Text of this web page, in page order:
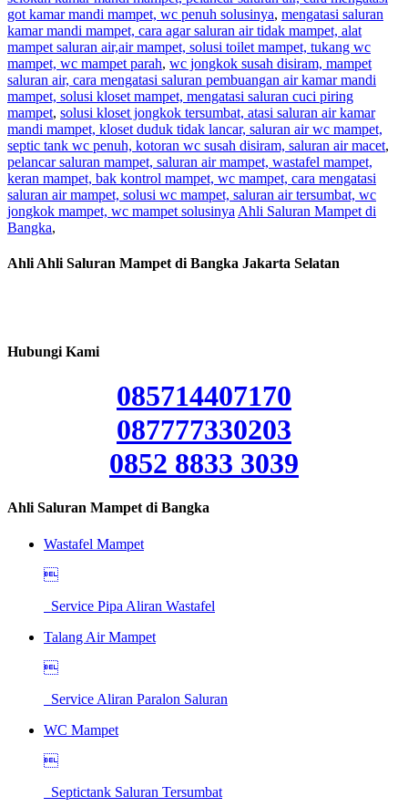
got kamar mandi mampet, wc penuh solusinya, mengatasi saluran
kamar mandi mampet, cara agar saluran air tidak mampet, alat
mampet saluran air,air mampet, solusi toilet mampet, tukang wc
mampet, wc mampet parah, wc jongkok susah disiram, mampet
saluran air, cara mengatasi saluran pembuangan air kamar mandi
mampet, solusi kloset mampet, mengatasi saluran cuci piring
mampet, solusi kloset jongkok tersumbat, atasi saluran air kamar
mandi mampet, kloset duduk tidak lancar, saluran air wc mampet,
septic tank wc penuh, kotoran wc susah disiram, saluran air macet,
pelancar saluran mampet, saluran air mampet, wastafel mampet,
keran mampet, bak kontrol mampet, wc mampet, cara mengatasi
saluran air mampet, solusi wc mampet, saluran air tersumbat, wc
jongkok mampet, wc mampet solusinya Ahli Saluran Mampet di
Bangka,
Ahli Ahli Saluran Mampet di Bangka Jakarta Selatan
Hubungi Kami
085714407170
087777330203
0852 8833 3039
Ahli Saluran Mampet di Bangka
Wastafel Mampet

Service Pipa Aliran Wastafel
Talang Air Mampet

Service Aliran Paralon Saluran
WC Mampet

Septictank Saluran Tersumbat